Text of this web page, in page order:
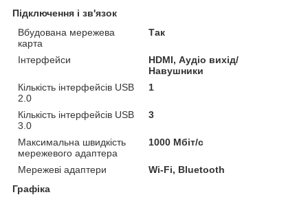
Підключення і зв'язок
Вбудована мережева
карта
Так
Інтерфейси
HDMI, Аудіо вихід/
Навушники
Кількість інтерфейсів USB
2.0
1
Кількість інтерфейсів USB
3.0
3
Максимальна швидкість
мережевого адаптера
1000 Мбіт/с
Мережеві адаптери
Wi-Fi, Bluetooth
Графіка